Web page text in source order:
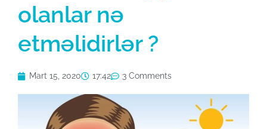
olanlar nə
etməlidirlər ?
Mart 15, 2020 17:42 3 Comments